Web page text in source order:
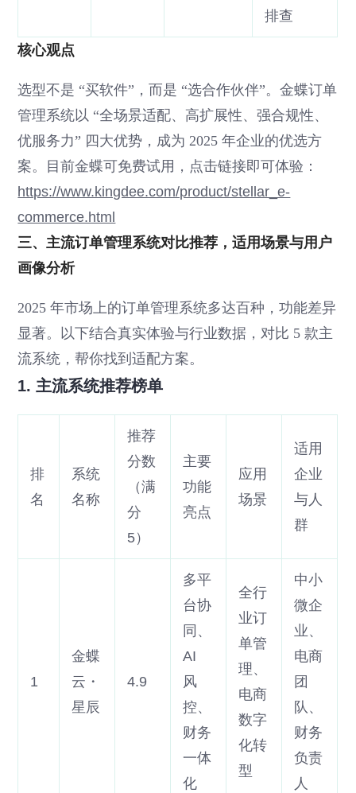
排查
核心观点
选型不是 “买软件”，而是 “选合作伙伴”。金蝶订单
管理系统以 “全场景适配、高扩展性、强合规性、
优服务力” 四大优势，成为 2025 年企业的优选方
案。目前金蝶可免费试用，点击链接即可体验：
https://www.kingdee.com/product/stellar_e-
commerce.html
三、主流订单管理系统对比推荐，适用场景与用户
画像分析
2025 年市场上的订单管理系统多达百种，功能差异
显著。以下结合真实体验与行业数据，对比 5 款主
流系统，帮你找到适配方案。
1. 主流系统推荐榜单
排
名
系统
名称
推荐
分数
（满
分
5）
主要
功能
亮点
应用
场景
适用
企业
与人
群
1
金蝶
云・
星辰
4.9
多平
台协
同、
AI
风
控、
财务
一体
化
全行
业订
单管
理、
电商
数字
化转
型
中小
微企
业、
电商
团
队、
财务
负责
人